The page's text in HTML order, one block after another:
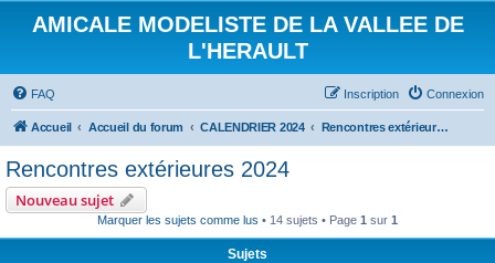
AMICALE MODELISTE DE LA VALLEE DE
L'HERAULT
FAQ Connexion
Inscription
Accueil Accueil du forum CALENDRIER 2024 Rencontres extérieures 2024
Rencontres extérieures 2024
Nouveau sujet
Marquer les sujets comme lus • 14 sujets • Page 1 sur 1
Sujets